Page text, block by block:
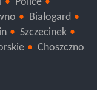
Police
Białogard
Szczecinek
Choszczno